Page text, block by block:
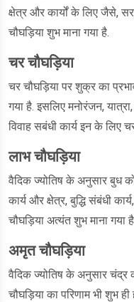
क्षेत्र और कार्यों के लिए जैसे,
चौघड़िया शुभ माना गया है.
चर चौघड़िया
चर चौघड़िया पर शुक्र का
गया है. इसलिए मनोरंजन,
विवाह सबंधी कार्य इन के लिए
लाभ चौघड़िया
वैदिक ज्योतिष के अनुसार बुध
कार्य और क्षेत्र, बुद्धि संबंधी
चौघड़िया अत्यंत शुभ माना गया
अमृत चौघड़िया
वैदिक ज्योतिष के अनुसार चंद्र
चौघड़िया का परिणाम भी शुभ